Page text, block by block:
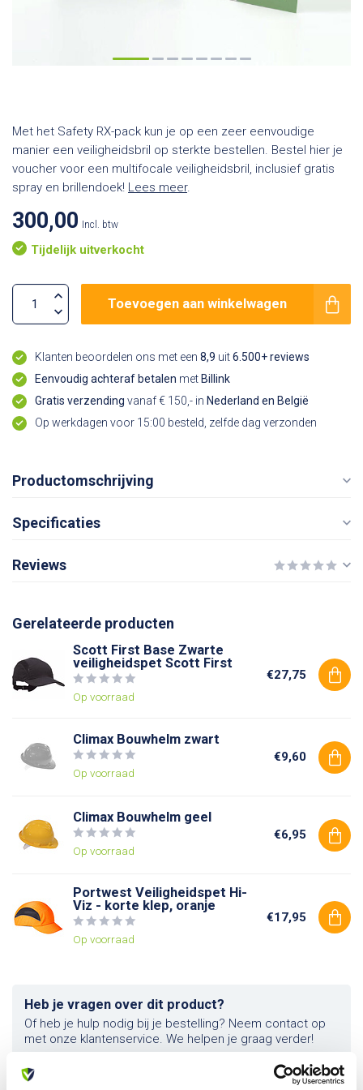
Met het Safety RX-pack kun je op een zeer eenvoudige
manier een veiligheidsbril op sterkte bestellen. Bestel hier je
voucher voor een multifocale veiligheidsbril, inclusief gratis
spray en brillendoek! Lees meer.
300,00 Incl. btw
Tijdelijk uitverkocht
Toevoegen aan winkelwagen
Klanten beoordelen ons met een 8,9 uit6.500+ reviews
Eenvoudig achteraf betalen met Billink
Gratis verzending vanaf € 150,- in Nederland en België
Op werkdagen voor 15:00 besteld, zelfde dag verzonden
Productomschrijving
Specificaties
Reviews
Gerelateerde producten
Scott First Base Zwarte
veiligheidspet Scott First
Op voorraad
€27,75
Climax Bouwhelm zwart
Op voorraad
€9,60
Climax Bouwhelm geel
Op voorraad
€6,95
Portwest Veiligheidspet Hi-
Viz - korte klep, oranje
Op voorraad
€17,95
Heb je vragen over dit product?
Of heb je hulp nodig bij je bestelling? Neem contact op
met onze klantenservice. We helpen je graag verder!